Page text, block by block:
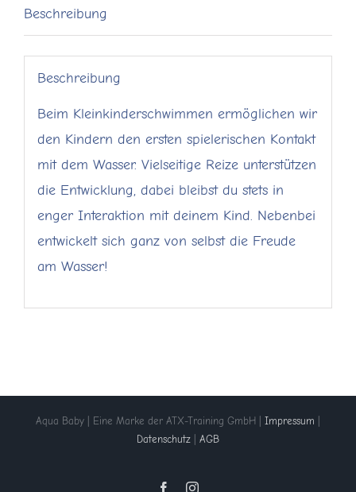
Beschreibung
Beschreibung
Beim Kleinkinderschwimmen ermöglichen wir
den Kindern den ersten spielerischen Kontakt
mit dem Wasser. Vielseitige Reize unterstützen
die Entwicklung, dabei bleibst du stets in
enger Interaktion mit deinem Kind. Nebenbei
entwickelt sich ganz von selbst die Freude
am Wasser!
Aqua Baby | Eine Marke der ATX-Training GmbH | Impressum
Datenschutz
AGB
FacebookInstagram